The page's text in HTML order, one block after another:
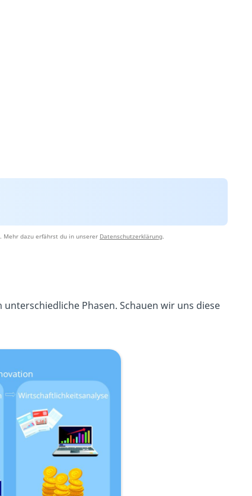
Mehr dazu erfährst du in unserer Datenschutzerklärung
Phasen. Schauen wir uns diese